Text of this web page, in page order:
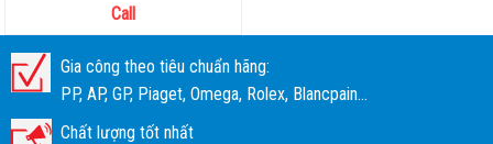
Call
Gia công theo tiêu chuẩn hãng:
PP, AP, GP, Piaget, Omega, Rolex, Blancpain...
Chất lượng tốt nhất